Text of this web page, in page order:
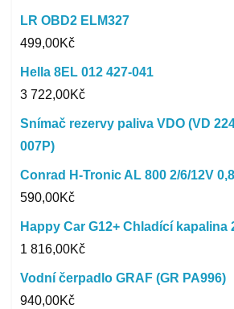
LR OBD2 ELM327
499,00Kč
Hella 8EL 012 427-041
3 722,00Kč
Snímač rezervy paliva VDO (VD
007P)
Conrad H-Tronic AL 800 2/6/12V
590,00Kč
Happy Car G12+ Chladící kapalina
1 816,00Kč
Vodní čerpadlo GRAF (GR PA996)
940,00Kč